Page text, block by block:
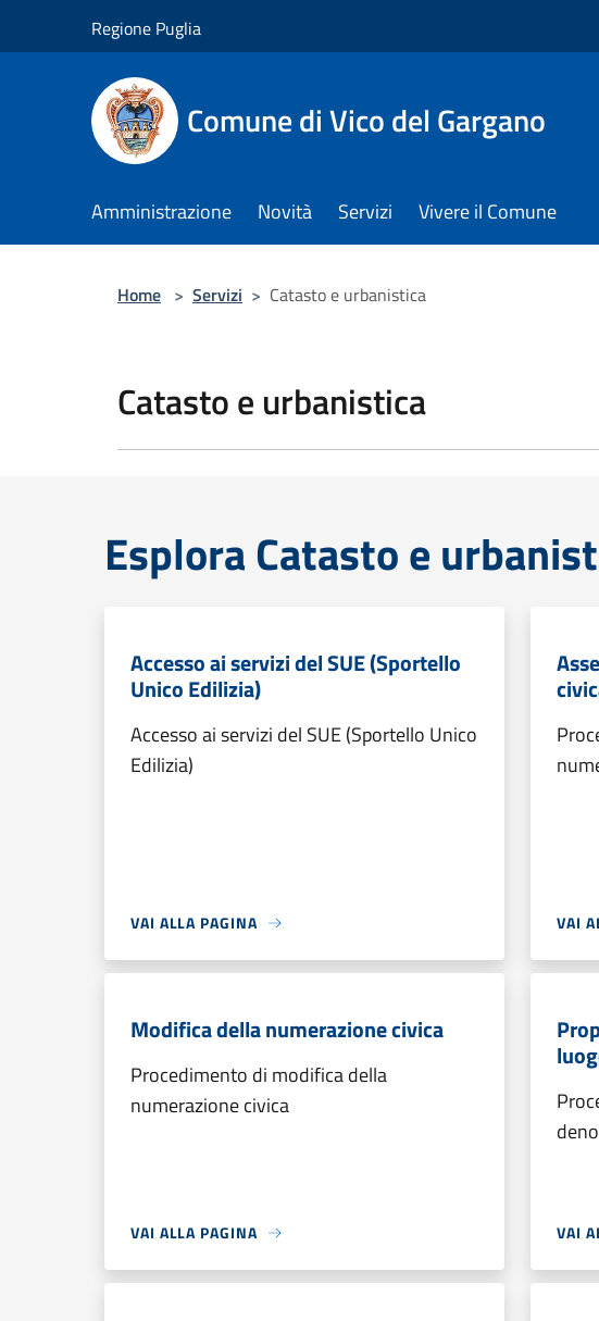
Regione Puglia
Comune di Vico del Gargano
Amministrazione Novità Servizi Vivere il Comune
Home > Servizi > Catasto e urbanistica
Catasto e urbanistica
Esplora Catasto e
Accesso ai servizi del SUE (Sportello
Unico Edilizia)
Accesso ai servizi del SUE (Sportello Unico
Edilizia)
VAI ALLA PAGINA VAI
Modifica della numerazione civica
Procedimento di modifica della
numerazione civica
VAI ALLA PAGINA VAI